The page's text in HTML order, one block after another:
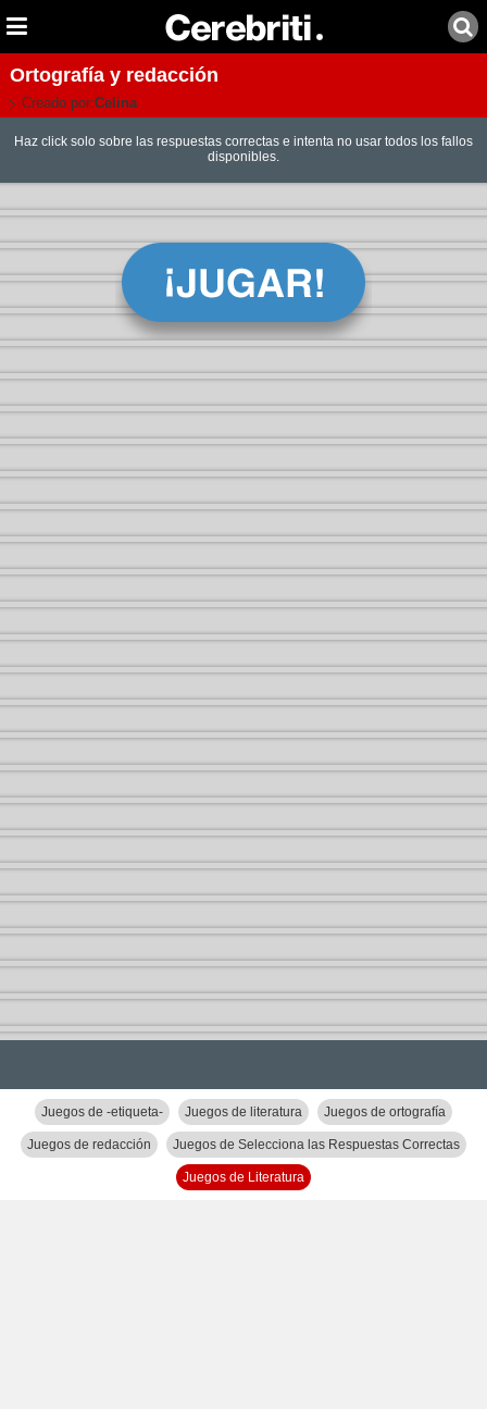
Ortografía y redacción
Creado por:Celina
Haz click solo sobre las respuestas correctas e intenta no usar todos los fallos
disponibles.
Juegos de -etiqueta- Juegos de literatura Juegos de ortografía
Juegos de redacción Juegos de Selecciona las Respuestas Correctas
Juegos de Literatura